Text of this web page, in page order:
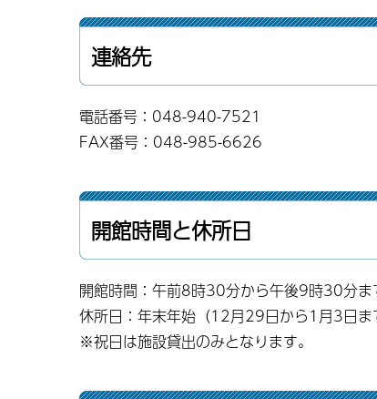
連絡先
電話番号：048-940-7521
FAX番号：048-985-6626
開館時間と休所日
開館時間：午前8時30分から午後9時30分
休所日：年末年始（12月29日から1月3日ま
※祝日は施設貸出のみとなります。